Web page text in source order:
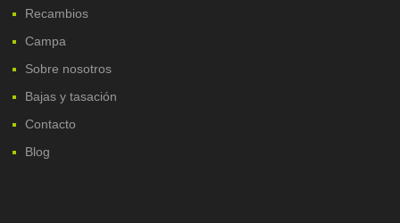
Recambios
Campa
Sobre nosotros
Bajas y tasación
Contacto
Blog